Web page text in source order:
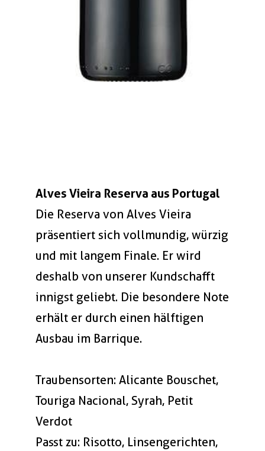
Alves Vieira Reserva aus Portugal
Die Reserva von Alves Vieira
präsentiert sich vollmundig, würzig
und mit langem Finale. Er wird
deshalb von unserer Kundschafft
innigst geliebt. Die besondere Note
erhält er durch einen hälftigen
Ausbau im Barrique.
Traubensorten: Alicante Bouschet,
Touriga Nacional, Syrah, Petit
Verdot
Passt zu: Risotto, Linsengerichten,